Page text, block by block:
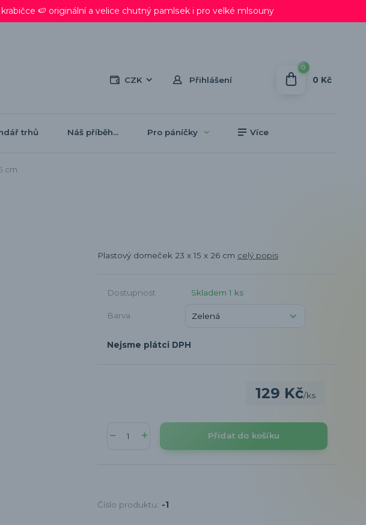
🍉 originální a velice chutný pamlsek i pro velké mlsouny
CZK Přihlášení
0
0 Kč
trhů Náš příběh... Pro páníčky Více
cm
Plastový domeček 23 x 15 x 26 cm celý popis
Dostupnost Skladem 1 ks
Barva
Nejsme plátci DPH
129 Kč/ks
Přidat do košíku
Číslo produktu: -1